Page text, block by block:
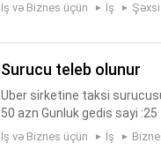
İş və Biznes üçün İş Şəxsi
surucu teleb olunur
Uber sirketine taksi
50 azn Gunluk gedis sayi
İş və Biznes üçün İş